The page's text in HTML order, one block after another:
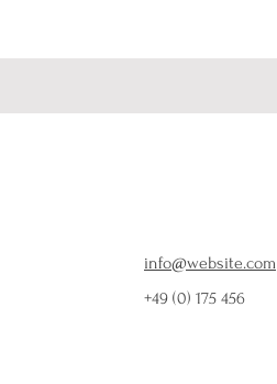
info@website.com
+49 (0) 175 456